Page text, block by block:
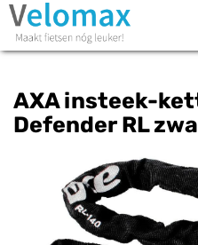
AXA insteek-
Defender RL